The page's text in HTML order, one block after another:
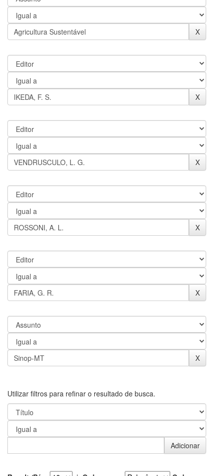
Utilizar filtros para refinar o resultado de busca.